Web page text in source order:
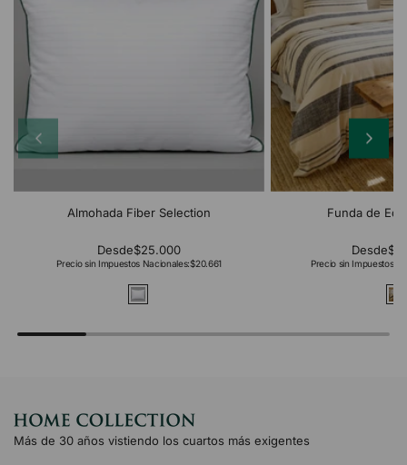
Almohada Fiber Selection
Desde$25.000
Precio sin Impuestos Nacionales:$20.661
Funda de
Desde
Precio sin Impuestos
Más de 30 años vistiendo los cuartos más exigentes